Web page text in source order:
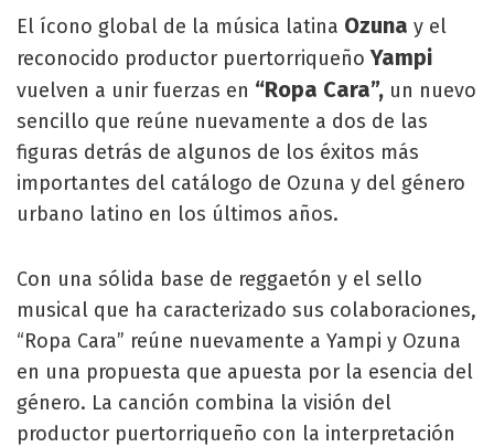
El ícono global de la música latina Ozuna y el
reconocido productor puertorriqueño Yampi
vuelven a unir fuerzas en “Ropa Cara”, un nuevo
sencillo que reúne nuevamente a dos de las
figuras detrás de algunos de los éxitos más
importantes del catálogo de Ozuna y del género
urbano latino en los últimos años.
Con una sólida base de reggaetón y el sello
musical que ha caracterizado sus colaboraciones,
“Ropa Cara” reúne nuevamente a Yampi y Ozuna
en una propuesta que apuesta por la esencia del
género. La canción combina la visión del
productor puertorriqueño con la interpretación